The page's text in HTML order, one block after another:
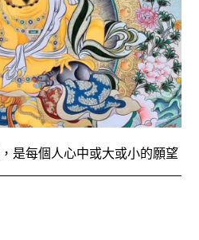
是每個人心中或大或小的願望